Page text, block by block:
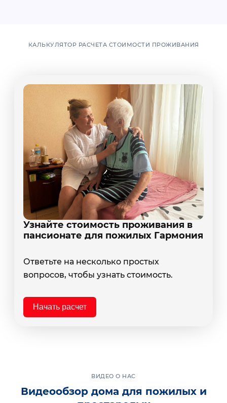
КАЛЬКУЛЯТОР РАСЧЕТА СТОИМОСТИ ПРОЖИВАНИЯ
Узнайте стоимость проживания в
пансионате для пожилых Гармония
Ответьте на несколько простых
вопросов, чтобы узнать стоимость.
Начать расчет
ВИДЕО О НАС
Видеообзор дома для пожилых и